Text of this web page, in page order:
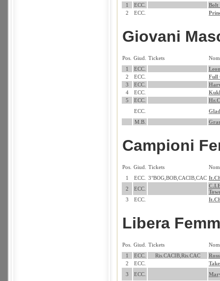
1
ECC.
Bolt
2
ECC.
Giovani
Pos. Giud. Tickets
1
ECC.
2
ECC.
Full
3
ECC.
4
ECC.
5
ECC.
ECC.
M.B.
Campioni
Pos. Giud. Tickets
1
ECC. 3°BOG,BOB,CACIB,CAC
2
ECC.
3
ECC.
Libera
Pos. Giud. Tickets
1
ECC. Ris.CACIB,Ris.CAC
2
ECC.
3
ECC.